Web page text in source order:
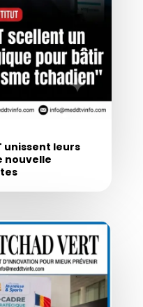
unissent leurs
nouvelle